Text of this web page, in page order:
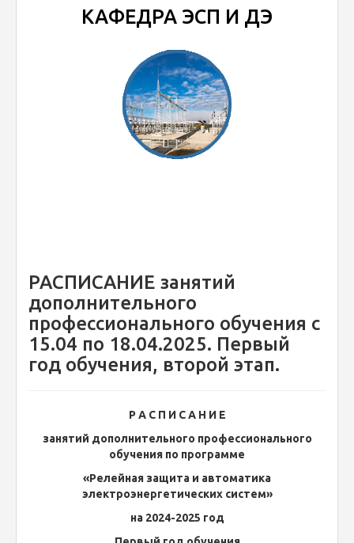
КАФЕДРА ЭСП И ДЭ
РАСПИСАНИЕ занятий
дополнительного
профессионального обучения с
15.04 по 18.04.2025. Первый
год обучения, второй этап.
Р А С П И С А Н И Е
занятий дополнительного профессионального
обучения по программе
«Релейная защита и автоматика
электроэнергетических систем»
на 2024-2025 год